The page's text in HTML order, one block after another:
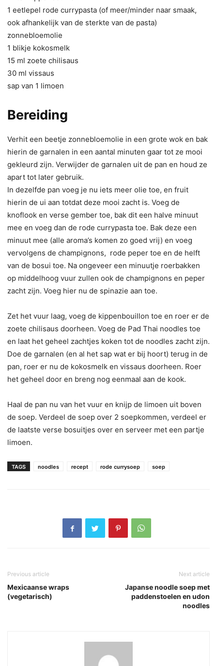
1 eetlepel rode currypasta (of meer/minder naar smaak,
ook afhankelijk van de sterkte van de pasta)
zonnebloemolie
1 blikje kokosmelk
15 ml zoete chilisaus
30 ml vissaus
sap van 1 limoen
Bereiding
Verhit een beetje zonnebloemolie in een grote wok en bak
hierin de garnalen in een aantal minuten gaar tot ze mooi
gekleurd zijn. Verwijder de garnalen uit de pan en houd ze
apart tot later gebruik.
In dezelfde pan voeg je nu iets meer olie toe, en fruit
hierin de ui aan totdat deze mooi zacht is. Voeg de
knoflook en verse gember toe, bak dit een halve minuut
mee en voeg dan de rode currypasta toe. Bak deze een
minuut mee (alle aroma’s komen zo goed vrij) en voeg
vervolgens de champignons, rode peper toe en de helft
van de bosui toe. Na ongeveer een minuutje roerbakken
op middelhoog vuur zullen ook de champignons en peper
zacht zijn. Voeg hier nu de spinazie aan toe.
Zet het vuur laag, voeg de kippenbouillon toe en roer er de
zoete chilisaus doorheen. Voeg de Pad Thai noodles toe
en laat het geheel zachtjes koken tot de noodles zacht zijn.
Doe de garnalen (en al het sap wat er bij hoort) terug in de
pan, roer er nu de kokosmelk en vissaus doorheen. Roer
het geheel door en breng nog eenmaal aan de kook.
Haal de pan nu van het vuur en knijp de limoen uit boven
de soep. Verdeel de soep over 2 soepkommen, verdeel er
de laatste verse bosuitjes over en serveer met een partje
limoen.
TAGS noodles recept rode currysoep soep
Previous article
Mexicaanse wraps
(vegetarisch)
Next article
Japanse noodle soep met
paddenstoelen en udon
noodles